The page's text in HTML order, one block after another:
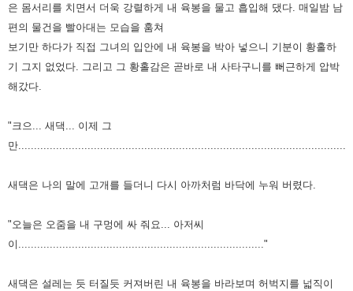
은 몸서리를 치면서 더욱 강렬하게 내 육봉을 물고 흡입해 댔다. 매일밤 남
편의 물건을 빨아대는 모습을 훔쳐
보기만 하다가 직접 그녀의 입안에 내 육봉을 박아 넣으니 기분이 황홀하
기 그지 없었다. 그리고 그 황홀감은 곧바로 내 사타구니를 뻐근하게 압박
해갔다.
"크으... 새댁... 이제 그
만........................................................................................................"
새댁은 나의 말에 고개를 들더니 다시 아까처럼 바닥에 누워 버렸다.
"오늘은 오줌을 내 구멍에 싸 줘요... 아저씨
이.............................................................................."
새댁은 설레는 듯 터질듯 커져버린 내 육봉을 바라보며 허벅지를 넓직이